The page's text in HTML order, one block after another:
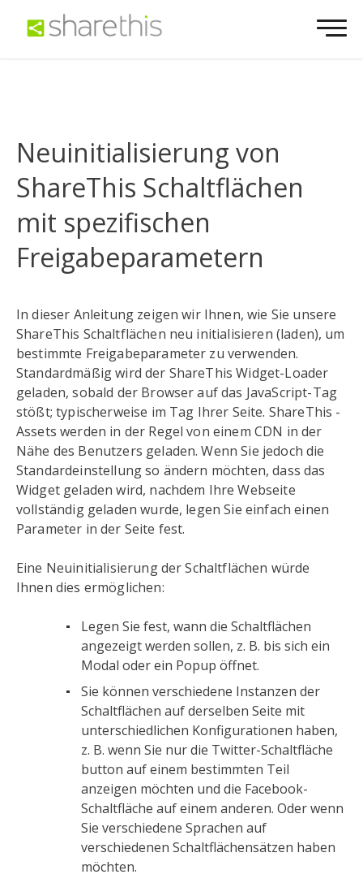
Neuinitialisierung von
ShareThis Schaltflächen
mit spezifischen
Freigabeparametern
In dieser Anleitung zeigen wir Ihnen, wie Sie unsere
ShareThis Schaltflächen neu initialisieren (laden), um
bestimmte Freigabeparameter zu verwenden.
Standardmäßig wird der ShareThis Widget-Loader
geladen, sobald der Browser auf das JavaScript-Tag
stößt; typischerweise im Tag Ihrer Seite. ShareThis -
Assets werden in der Regel von einem CDN in der
Nähe des Benutzers geladen. Wenn Sie jedoch die
Standardeinstellung so ändern möchten, dass das
Widget geladen wird, nachdem Ihre Webseite
vollständig geladen wurde, legen Sie einfach einen
Parameter in der Seite fest.
Eine Neuinitialisierung der Schaltflächen würde
Ihnen dies ermöglichen:
Legen Sie fest, wann die Schaltflächen
angezeigt werden sollen, z. B. bis sich ein
Modal oder ein Popup öffnet.
Sie können verschiedene Instanzen der
Schaltflächen auf derselben Seite mit
unterschiedlichen Konfigurationen haben,
z. B. wenn Sie nur die Twitter-Schaltfläche
button auf einem bestimmten Teil
anzeigen möchten und die Facebook-
Schaltfläche auf einem anderen. Oder wenn
Sie verschiedene Sprachen auf
verschiedenen Schaltflächensätzen haben
möchten.